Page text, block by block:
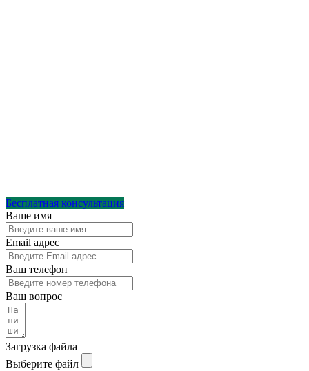
Бесплатная консультация
Ваше имя
Email адрес
Ваш телефон
Ваш вопрос
Загрузка файла
Выберите файл